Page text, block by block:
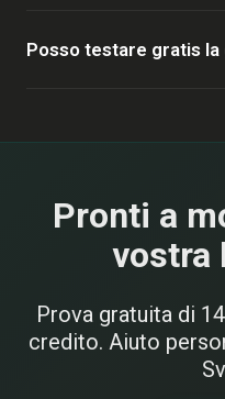
Posso testare gratis la
Pronti a
vostra
Prova gratuita di
credito. Aiuto